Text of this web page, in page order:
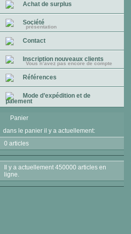
Achat de surplus
Société
présentation
Contact
Inscription nouveaux clients
Vous n’avez pas encore de compte
Références
Mode d’expédition et de
paiement
Panier
dans le panier il y a actuellement:
0 articles
Il y a actuellement 450000 articles en
ligne.